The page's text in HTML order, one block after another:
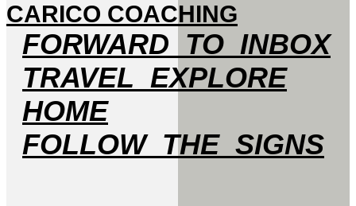
CARICO COACHING
FORWARD_TO_INBOX
TRAVEL_EXPLORE
HOME
FOLLOW_THE_SIGNS